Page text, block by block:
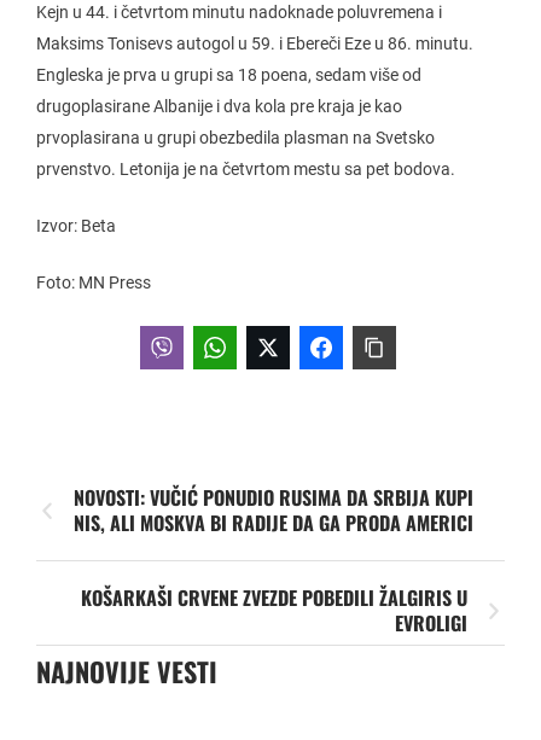
Kejn u 44. i četvrtom minutu nadoknade poluvremena i
Maksims Tonisevs autogol u 59. i Ebereči Eze u 86. minutu.
Engleska je prva u grupi sa 18 poena, sedam više od
drugoplasirane Albanije i dva kola pre kraja je kao
prvoplasirana u grupi obezbedila plasman na Svetsko
prvenstvo. Letonija je na četvrtom mestu sa pet bodova.
Izvor: Beta
Foto: MN Press
NOVOSTI: VUČIĆ PONUDIO RUSIMA DA SRBIJA KUPI
NIS, ALI MOSKVA BI RADIJE DA GA PRODA AMERICI
KOŠARKAŠI CRVENE ZVEZDE POBEDILI ŽALGIRIS U
EVROLIGI
NAJNOVIJE VESTI